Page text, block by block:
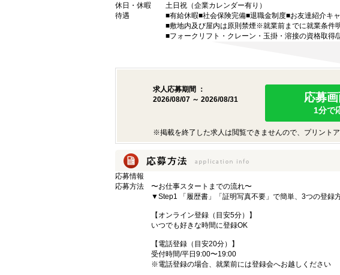
休日・休暇
土日祝（企業カレンダー有り）
待遇
■有給休暇■社会保険完備■退職金制度■お友達紹介キ
■敷地内及び屋内は原則禁煙※就業前までに就業条件
■フォークリフト・クレーン・玉掛・溶接の資格取得/
求人応募期間 ：
2026/08/07 ～ 2026/08/31
応募
1分で
※掲載を終了した求人は閲覧できませんので、プリントア
応募情報
応募方法
〜お仕事スタートまでの流れ〜
▼Step1 「履歴書」「証明写真不要」で簡単、3つの登録
【オンライン登録（目安5分）】
いつでも好きな時間に登録OK
【電話登録（目安20分）】
受付時間/平日9:00〜19:00
※電話登録の場合、就業前には登録会へお越しください